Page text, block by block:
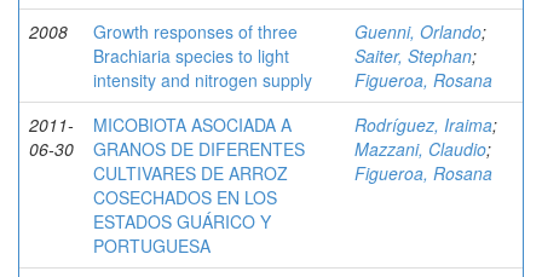
2008
Growth responses of three
Brachiaria species to light
intensity and nitrogen supply
Guenni, Orlando;
Saiter, Stephan;
Figueroa, Rosana
2011-
06-30
MICOBIOTA ASOCIADA A
GRANOS DE DIFERENTES
CULTIVARES DE ARROZ
COSECHADOS EN LOS
ESTADOS GUÁRICO Y
PORTUGUESA
Rodríguez, Iraima;
Mazzani, Claudio;
Figueroa, Rosana